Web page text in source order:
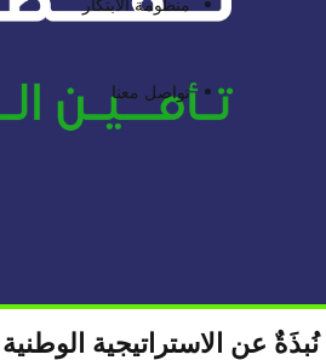
منظومة الابتكار
تواصل معنا
نُبذَةٌ عن الاستراتيجية